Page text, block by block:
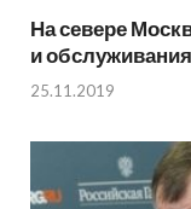
На севере
и
25.11.2019